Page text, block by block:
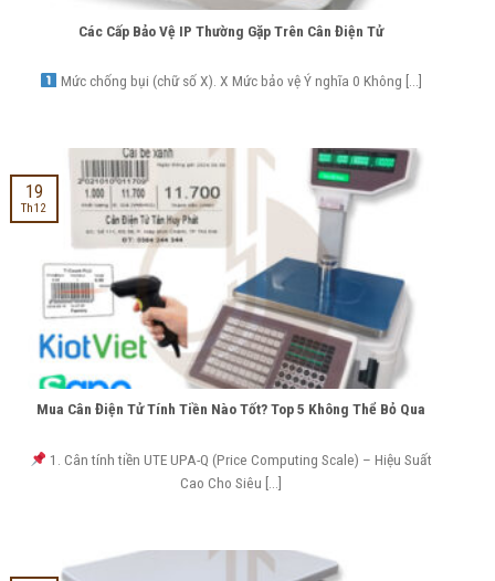
Các Cấp Bảo Vệ IP Thường Gặp Trên Cân Điện Tử
Mức chống bụi (chữ số X). X Mức bảo vệ Ý nghĩa 0 Không [...]
Mua Cân Điện Tử Tính Tiền Nào Tốt? Top 5 Không Thể Bỏ Qua
1. Cân tính tiền UTE UPA-Q (Price Computing Scale) – Hiệu Suất
Cao Cho Siêu [...]
19
Th12